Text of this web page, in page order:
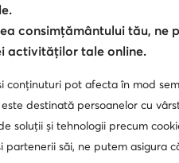
singur Club,
consimțământului tău, ne
activităților tale online.
conținuturi pot afecta în mod
destinată persoanelor cu
soluții și tehnologii precum
partenerii săi, ne putem asigura